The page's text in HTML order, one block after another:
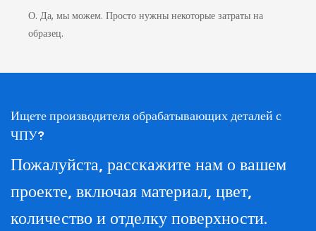
О. Да, мы можем. Просто нужны некоторые затраты на
образец.
Ищете производителя обрабатывающих деталей с
ЧПУ?
Пожалуйста, расскажите нам о вашем
проекте, включая материал, цвет,
количество и отделку поверхности.